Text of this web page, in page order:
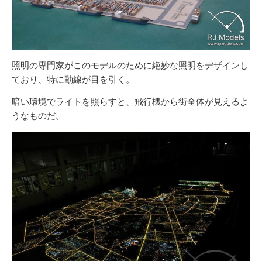
照明の専門家がこのモデルのために絶妙な照明をデザインし
ており、特に動線が目を引く。
暗い環境でライトを照らすと、飛行機から街全体が見えるよ
うなものだ。